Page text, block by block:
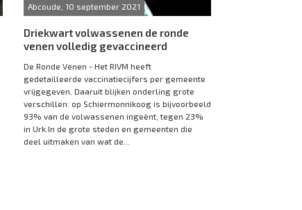
Abcoude, 10 september 2021
Driekwart volwassenen de ronde
venen volledig gevaccineerd
De Ronde Venen - Het RIVM heeft
gedetailleerde vaccinatiecijfers per gemeente
vrijgegeven. Daaruit blijken onderling grote
verschillen: op Schiermonnikoog is bijvoorbeeld
93% van de volwassenen ingeënt, tegen 23%
in Urk.In de grote steden en gemeenten die
deel uitmaken van wat de...